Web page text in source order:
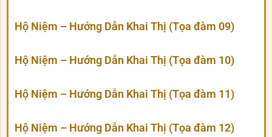
Hộ Niệm – Hướng Dẫn Khai Thị (Tọa đàm 09)
Hộ Niệm – Hướng Dẫn Khai Thị (Tọa đàm 10)
Hộ Niệm – Hướng Dẫn Khai Thị (Tọa đàm 11)
Hộ Niệm – Hướng Dẫn Khai Thị (Tọa đàm 12)